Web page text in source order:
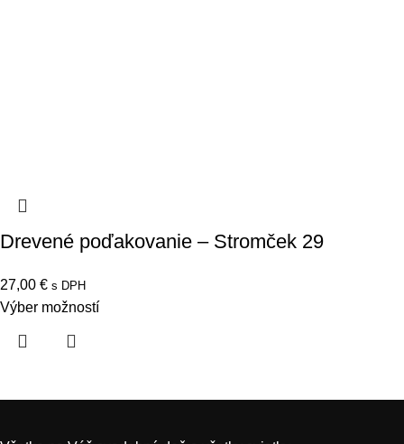
Drevené poďakovanie – Stromček 29
27,00 € s DPH
Výber možností